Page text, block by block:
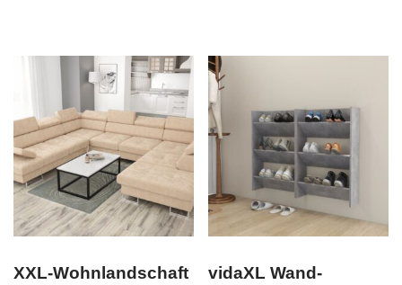
XXL-Wohnlandschaft vidaXL Wand-